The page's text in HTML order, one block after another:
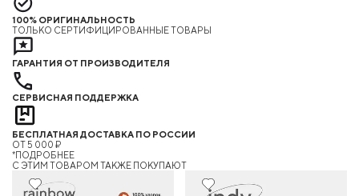
100% ОРИГИНАЛЬНОСТЬ
ТОЛЬКО СЕРТИФИЦИРОВАННЫЕ ТОВАРЫ
ГАРАНТИЯ ОТ ПРОИЗВОДИТЕЛЯ
СЕРВИСНАЯ ПОДДЕРЖКА
БЕСПЛАТНАЯ ДОСТАВКА ПО РОССИИ
ОТ 5 000 ₽
*ПОДРОБНЕЕ
C ЭТИМ ТОВАРОМ ТАКЖЕ ПОКУПАЮТ